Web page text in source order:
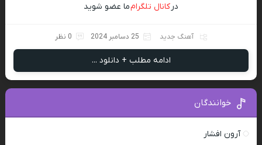
درکانال تلگرامما عضو شوید
آهنگ جدید 25 دسامبر 2024 0 نظر
ادامه مطلب + دانلود ...
خوانندگان
آرون افشار